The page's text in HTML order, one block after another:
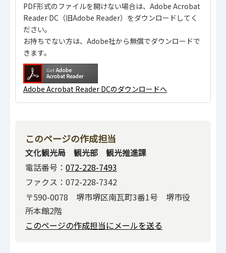
PDF形式のファイルを開けない場合は、Adobe Acrobat
Reader DC（旧Adobe Reader）をダウンロードしてく
ださい。
お持ちでない方は、Adobe社から無償でダウンロードで
きます。
Adobe Acrobat Reader DCのダウンロードへ
このページの作成担当
文化観光局 観光部 観光推進課
電話番号： 072-228-7493
ファクス：072-228-7342
〒590-0078 堺市堺区南瓦町3番1号 堺市役
所本館2階
このページの作成担当にメールを送る